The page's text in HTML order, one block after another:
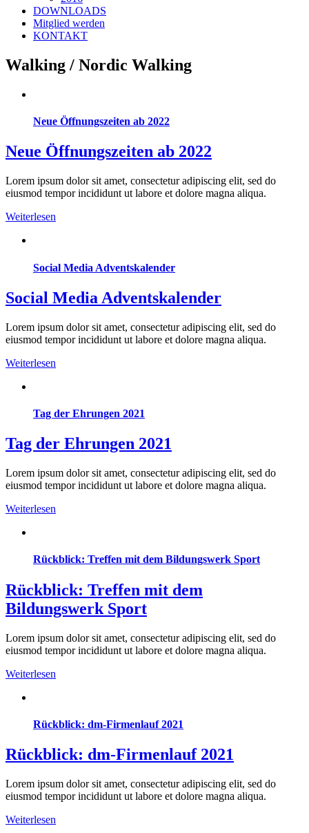
DOWNLOADS
Mitglied werden
KONTAKT
Walking / Nordic Walking
Neue Öffnungszeiten ab 2022
Neue Öffnungszeiten ab 2022
Lorem ipsum dolor sit amet, consectetur adipiscing elit, sed do
eiusmod tempor incididunt ut labore et dolore magna aliqua.
Weiterlesen
Social Media Adventskalender
Social Media Adventskalender
Lorem ipsum dolor sit amet, consectetur adipiscing elit, sed do
eiusmod tempor incididunt ut labore et dolore magna aliqua.
Weiterlesen
Tag der Ehrungen 2021
Tag der Ehrungen 2021
Lorem ipsum dolor sit amet, consectetur adipiscing elit, sed do
eiusmod tempor incididunt ut labore et dolore magna aliqua.
Weiterlesen
Rückblick: Treffen mit dem Bildungswerk Sport
Rückblick: Treffen mit dem
Bildungswerk Sport
Lorem ipsum dolor sit amet, consectetur adipiscing elit, sed do
eiusmod tempor incididunt ut labore et dolore magna aliqua.
Weiterlesen
Rückblick: dm-Firmenlauf 2021
Rückblick: dm-Firmenlauf 2021
Lorem ipsum dolor sit amet, consectetur adipiscing elit, sed do
eiusmod tempor incididunt ut labore et dolore magna aliqua.
Weiterlesen